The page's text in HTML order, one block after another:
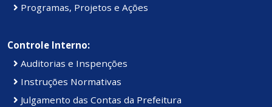
Programas, Projetos e Ações
Controle Interno:
Auditorias e Inspenções
Instruções Normativas
Julgamento das Contas da Prefeitura